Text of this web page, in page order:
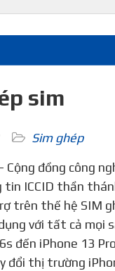
sim
Sim ghép
tin ICCID thần
trên thế hệ SIM
với tất cả mọi
đến iPhone 13
đổi thị trường